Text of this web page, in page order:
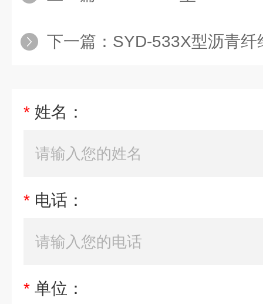
下一篇： SYD-533X型沥青纤维吸油
* 姓名：
* 电话：
* 单位：